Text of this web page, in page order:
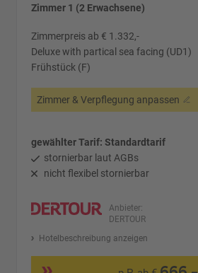
Zimmer 1 (2 Erwachsene)
Zimmerpreis ab € 1.332,-
Deluxe with partical sea facing (UD1)
Frühstück (F)
Zimmer & Verpflegung anpassen
gewählter Tarif: Standardtarif
stornierbar laut AGBs
nicht flexibel stornierbar
Anbieter:
DERTOUR
Hotelbeschreibung anzeigen